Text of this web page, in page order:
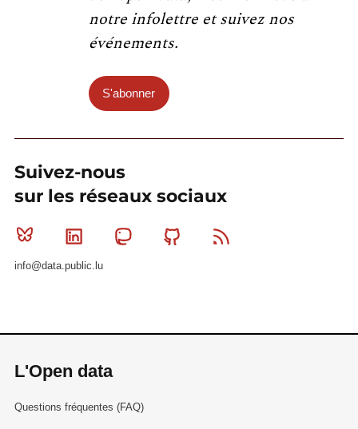
notre infolettre et suivez nos
événements.
S'abonner
Suivez-nous
sur les réseaux sociaux
Bluesky Linkedin MastodonGithub
info@data.public.lu
L'Open data
Questions fréquentes (FAQ)